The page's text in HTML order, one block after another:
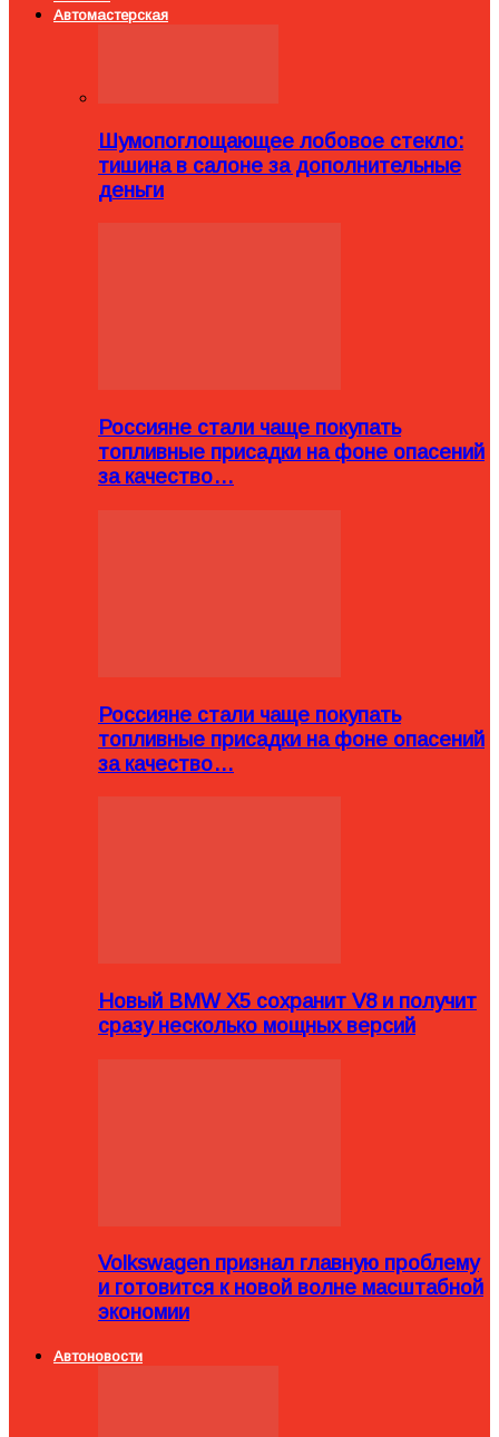
Автомастерская
Шумопоглощающее лобовое стекло:
тишина в салоне за дополнительные
деньги
Россияне стали чаще покупать
топливные присадки на фоне опасений
за качество…
Россияне стали чаще покупать
топливные присадки на фоне опасений
за качество…
Новый BMW X5 сохранит V8 и получит
сразу несколько мощных версий
Volkswagen признал главную проблему
и готовится к новой волне масштабной
экономии
Автоновости